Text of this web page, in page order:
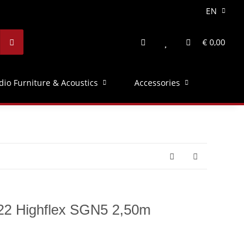
EN
€ 0,00
Furniture & Acoustics Accessories
Highflex SGN5 2,50m